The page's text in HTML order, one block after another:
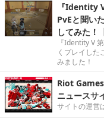
『Identity
PvEと聞い
してみた！
『Identity V
くプレイした
みました！
Riot
ニュースサ
サイトの運営